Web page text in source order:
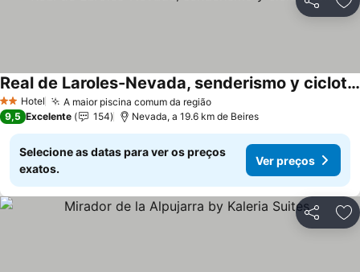
Partilhar
2 Estrelas
Hotel A maior piscina comum da região
Real de Laroles-Nevada, senderismo y cicloturismo
9,5 Excelente 154 Nevada, a 19.6 km de Beires
Selecione as datas para ver os preços
exatos.
Ver preços
Partilhar